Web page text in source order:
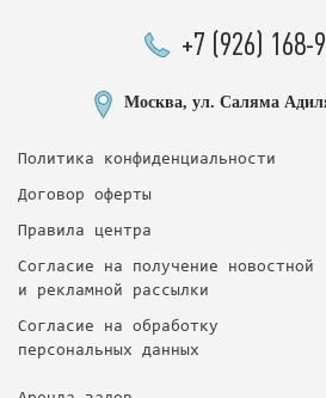
+7 (926) 168-
Москва, ул. Саляма
Политика конфиденциальности
Договор оферты
Правила центра
Согласие на получение новостной
и рекламной рассылки
Согласие на обработку
персональных данных